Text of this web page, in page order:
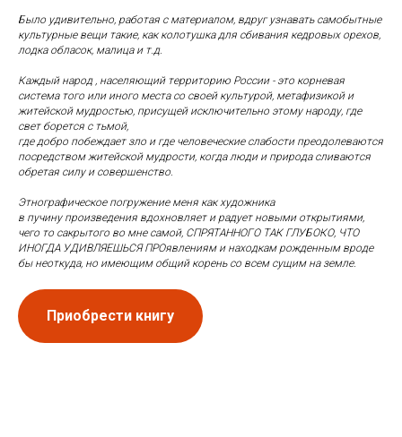
Было удивительно, работая с материалом, вдруг узнавать самобытные
культурные вещи такие, как колотушка для сбивания кедровых орехов,
лодка обласок, малица и т.д.
Каждый народ , населяющий территорию России - это корневая
система того или иного места со своей культурой, метафизикой и
житейской мудростью, присущей исключительно этому народу, где
свет борется с тьмой,
где добро побеждает зло и где человеческие слабости преодолеваются
посредством житейской мудрости, когда люди и природа сливаются
обретая силу и совершенство.
Этнографическое погружение меня как художника
в пучину произведения вдохновляет и радует новыми открытиями,
чего то сакрытого во мне самой, СПРЯТАННОГО ТАК ГЛУБОКО, ЧТО
ИНОГДА УДИВЛЯЕШЬСЯ ПРОявлениям и находкам рожденным вроде
бы неоткуда, но имеющим общий корень со всем сущим на земле.
Приобрести книгу